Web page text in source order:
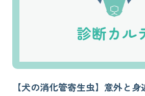
【犬の消化管寄生虫】意外と